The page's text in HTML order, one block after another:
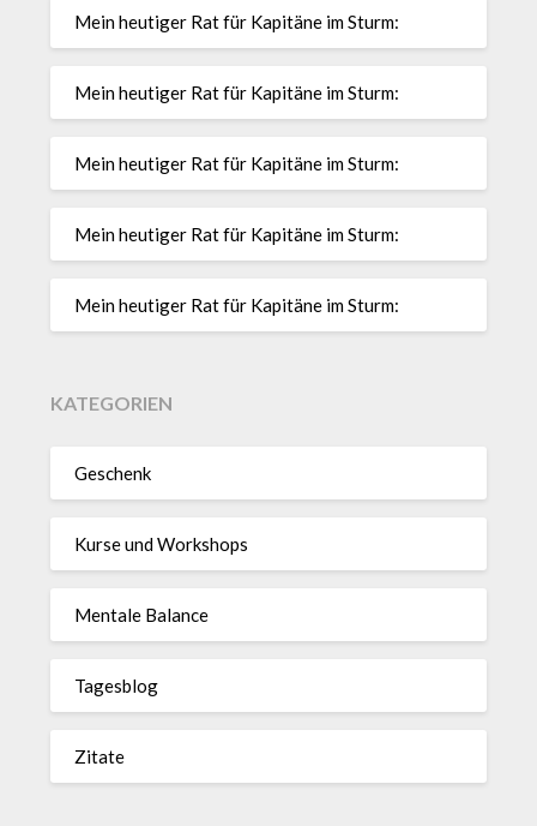
Mein heutiger Rat für Kapitäne im Sturm:
Mein heutiger Rat für Kapitäne im Sturm:
Mein heutiger Rat für Kapitäne im Sturm:
Mein heutiger Rat für Kapitäne im Sturm:
Mein heutiger Rat für Kapitäne im Sturm:
KATEGORIEN
Geschenk
Kurse und Workshops
Mentale Balance
Tagesblog
Zitate